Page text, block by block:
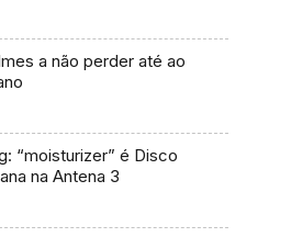
a não perder até ao
“moisturizer” é Disco
na Antena 3